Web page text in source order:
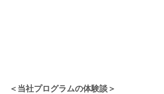
＜当社プログラムの体験談＞